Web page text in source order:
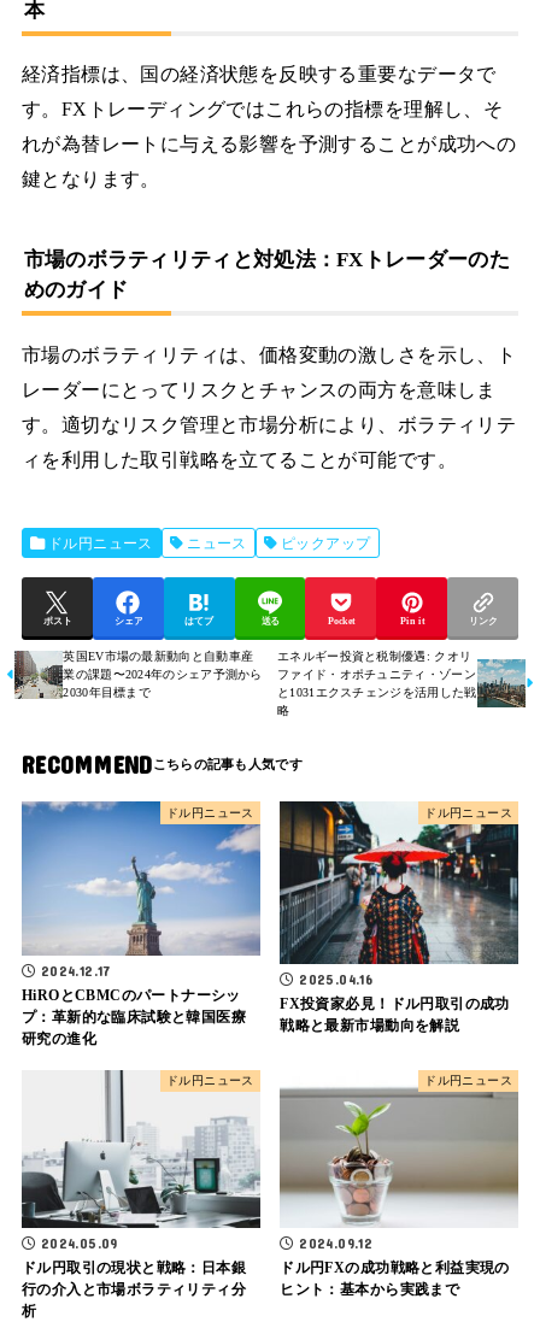
本
経済指標は、国の経済状態を反映する重要なデータで
す。FXトレーディングではこれらの指標を理解し、そ
れが為替レートに与える影響を予測することが成功への
鍵となります。
市場のボラティリティと対処法：FXトレーダーのた
めのガイド
市場のボラティリティは、価格変動の激しさを示し、ト
レーダーにとってリスクとチャンスの両方を意味しま
す。適切なリスク管理と市場分析により、ボラティリテ
ィを利用した取引戦略を立てることが可能です。
ドル円ニュース ニュース ピックアップ
ポスト シェア はてブ 送る Pocket Pin it リンク
英国EV市場の最新動向と自動車産
業の課題〜2024年のシェア予測から
2030年目標まで
エネルギー投資と税制優遇: クオリ
ファイド・オポチュニティ・ゾーン
と1031エクスチェンジを活用した戦
略
RECOMMEND
ドル円ニュース
2024.12.17
HiROとCBMCのパートナーシッ
プ：革新的な臨床試験と韓国医療
研究の進化
ドル円ニュース
2025.04.16
FX投資家必見！ドル円取引の成功
戦略と最新市場動向を解説
ドル円ニュース
2024.05.09
ドル円取引の現状と戦略：日本銀
行の介入と市場ボラティリティ分
析
ドル円ニュース
2024.09.12
ドル円FXの成功戦略と利益実現の
ヒント：基本から実践まで